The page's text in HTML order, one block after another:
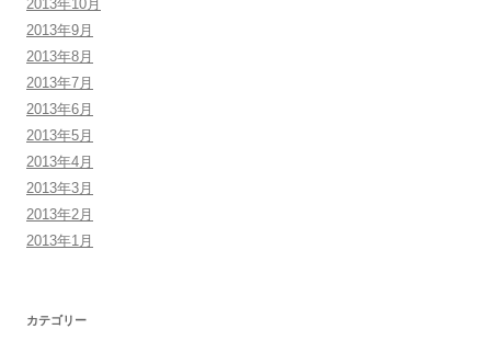
2013年10月
2013年9月
2013年8月
2013年7月
2013年6月
2013年5月
2013年4月
2013年3月
2013年2月
2013年1月
カテゴリー